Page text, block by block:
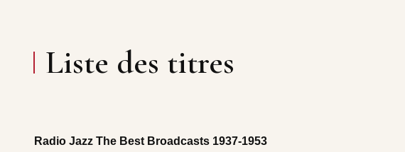
Liste des titres
Radio Jazz The Best Broadcasts 1937-1953